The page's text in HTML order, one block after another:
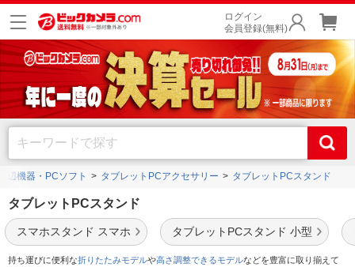
ログイン
会員登録(無料)
辺機器・PCソフト タブレットPCアクセサリー タブレットPCスタンド
タブレットPCスタンド
スマホスタンド スマホ タブレットPCスタンド 小型
持ち運びに便利な折りたたみモデルや高さ調整できるモデルなどを豊富に取り揃えて